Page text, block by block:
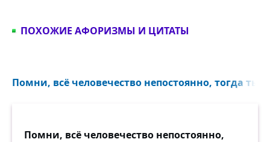
ПОХОЖИЕ АФОРИЗМЫ И ЦИТАТЫ
Помни, всё человечество непостоянно, тогда ты
Помни, всё человечество непостоянно,